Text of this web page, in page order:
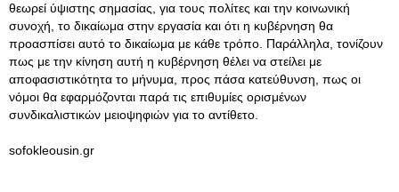
θεωρεί ύψιστης σημασίας, για τους πολίτες και την κοινωνική
συνοχή, το δικαίωμα στην εργασία και ότι η κυβέρνηση θα
προασπίσει αυτό το δικαίωμα με κάθε τρόπο. Παράλληλα, τονίζουν
πως με την κίνηση αυτή η κυβέρνηση θέλει να στείλει με
αποφασιστικότητα το μήνυμα, προς πάσα κατεύθυνση, πως οι
νόμοι θα εφαρμόζονται παρά τις επιθυμίες ορισμένων
συνδικαλιστικών μειοψηφιών για το αντίθετο.
sofokleousin.gr